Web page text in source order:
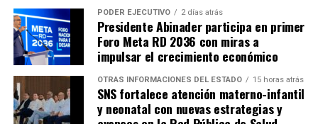
PODER EJECUTIVO 2 días atrás
Presidente Abinader participa en primer
Foro Meta RD 2036 con miras a
impulsar el crecimiento económico
OTRAS INFORMACIONES DEL ESTADO 15 horas atrás
SNS fortalece atención materno-infantil
y neonatal con nuevas estrategias y